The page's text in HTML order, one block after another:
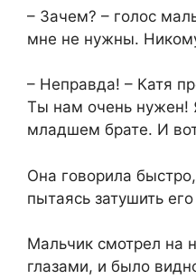
– Зачем? – голос
мне не нужны.
– Неправда! – Катя
Ты нам очень нужен!
младшем брате. И
Она говорила
пытаясь затушить
Мальчик смотрел на
глазами, и было